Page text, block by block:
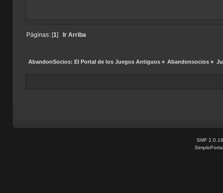
Páginas: [1] Ir Arriba
AbandonSocios: El Portal de los Juegos Antiguos» Abandonsocios »
SMF 2.0.19